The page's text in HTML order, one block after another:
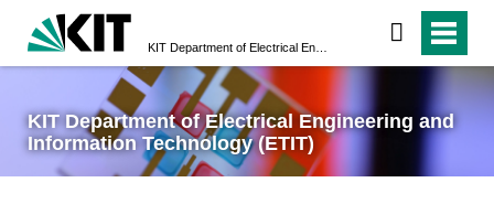
KIT Department of Electrical Engineering and
Information Technology (ETIT)